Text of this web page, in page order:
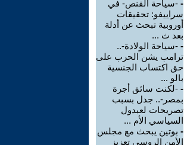
- -سياحة القنص- في
سراييفو: تحقيقات
أوروبية تبحث عن أدلة
بعد ث ...
- -سياحة الولادة-..
ترامب يشن الحرب على
حق اكتساب الجنسية
بالو ...
- -لكنت سائق أجرة
بمصر-.. جدل بسبب
تصريحات لعبدول
السياسي الأم ...
- بوتين يبحث مع مجلس
الأمن الروسي تعزيز